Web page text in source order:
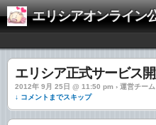
エリシアオンライン
エリシア正式サービス
2012年 9月 25日 @ 11:50 pm › 運営チーム
↓ コメントまでスキップ